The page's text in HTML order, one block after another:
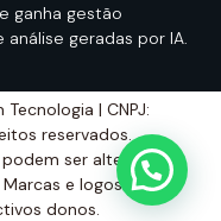
ganha gestão
geradas por IA.
| CNPJ:
reservados.
ser alterados
e logos são
donos.